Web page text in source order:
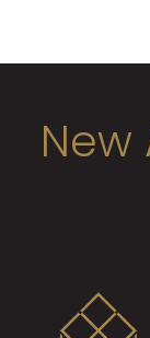
New